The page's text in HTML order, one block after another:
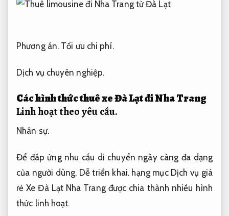
Phương án. Tối ưu chi phí.
Dịch vụ chuyên nghiệp.
Các hình thức thuê xe Đà Lạt đi Nha Trang
Linh hoạt theo yêu cầu.
Nhân sự.
Để đáp ứng nhu cầu di chuyển ngày càng đa dạng
của người dùng, Dễ triển khai.hạng mục Dịch vụ giá
rẻ Xe Đà Lạt Nha Trang được chia thành nhiều hình
thức linh hoạt.